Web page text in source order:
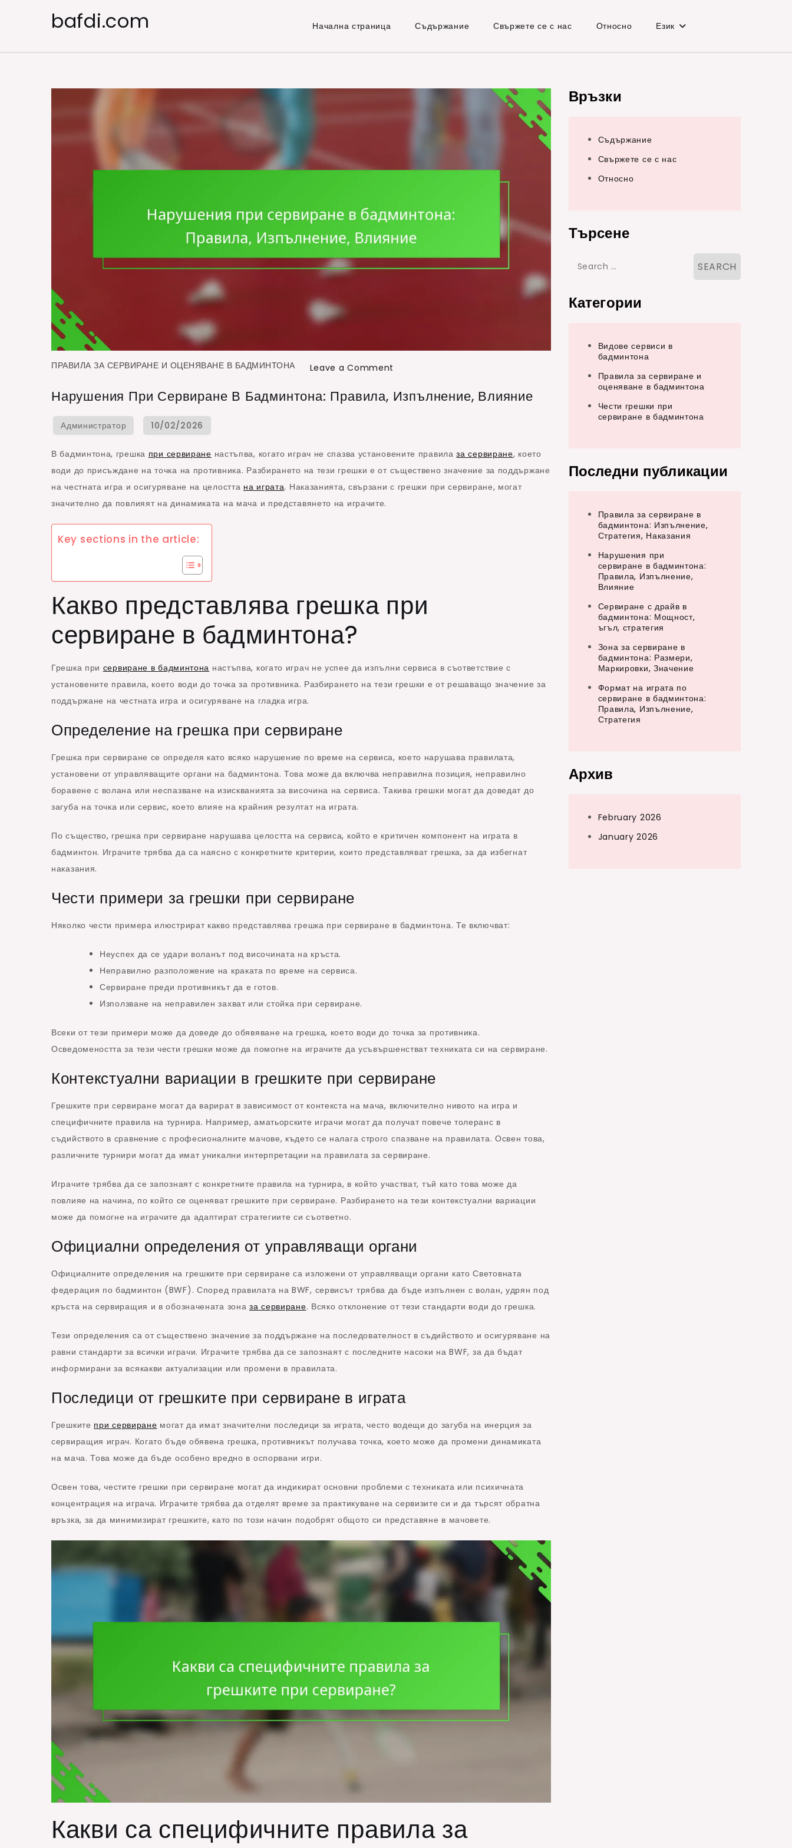
bafdi.com Начална страница Съдържание Свържете се с нас Относно Език
ПРАВИЛА ЗА СЕРВИРАНЕ И ОЦЕНЯВАНЕ В БАДМИНТОНА Leave a Comment
при
Нарушения При Сервиране В Бадминтона: Правила, Изпълнение, Влияние
В бадминтона, грешка при сервиране настъпва, когато играч не спазва установените правилаза сервиране, което
води до присъждане на точка на противника. Разбирането на тези грешки е от съществено значение за поддържане
на честната игра и осигуряване на целостта на играта. Наказанията, свързани с грешки при сервиране, могат
значително да повлияят на динамиката на мача и представянето на играчите.
Key sections in the article:
Какво представлява грешка при
сервиране в бадминтона?
Грешка при сервиране в бадминтона настъпва, когато играч не успее да изпълни сервиса в съответствие с
установените правила, което води до точка за противника. Разбирането на тези грешки е от решаващо значение за
поддържане на честната игра и осигуряване на гладка игра.
Определение на грешка при сервиране
Грешка при сервиране се определя като всяко нарушение по време на сервиса, което нарушава правилата,
установени от управляващите органи на бадминтона. Това може да включва неправилна позиция, неправилно
боравене с волана или неспазване на изискванията за височина на сервиса. Такива грешки могат да доведат до
загуба на точка или сервис, което влияе на крайния резултат на играта.
По същество, грешка при сервиране нарушава целостта на сервиса, който е критичен компонент на играта в
бадминтон. Играчите трябва да са наясно с конкретните критерии, които представляват грешка, за да избегнат
наказания.
Чести примери за грешки при сервиране
Няколко чести примера илюстрират какво представлява грешка при сервиране в бадминтона. Те включват:
Неуспех да се удари воланът под височината на кръста.
Неправилно разположение на краката по време на сервиса.
Сервиране преди противникът да е готов.
Използване на неправилен захват или стойка при сервиране.
Всеки от тези примери може да доведе до обявяване на грешка, което води до точка за противника.
Осведомеността за тези чести грешки може да помогне на играчите да усъвършенстват техниката си на сервиране.
Контекстуални вариации в грешките при сервиране
Грешките при сервиране могат да варират в зависимост от контекста на мача, включително нивото на игра и
специфичните правила на турнира. Например, аматьорските играчи могат да получат повече толеранс в
съдийството в сравнение с професионалните мачове, където се налага строго спазване на правилата. Освен това,
различните турнири могат да имат уникални интерпретации на правилата за сервиране.
Играчите трябва да се запознаят с конкретните правила на турнира, в който участват, тъй като това може да
повлияе на начина, по който се оценяват грешките при сервиране. Разбирането на тези контекстуални вариации
може да помогне на играчите да адаптират стратегиите си съответно.
Официални определения от управляващи органи
Официалните определения на грешките при сервиране са изложени от управляващи органи като Световната
федерация по бадминтон (BWF). Според правилата на BWF, сервисът трябва да бъде изпълнен с волан, удрян под
кръста на сервиращия и в обозначената зоназа сервиране. Всяко отклонение от тези стандарти води до грешка.
Тези определения са от съществено значение за поддържане на последователност в съдийството и осигуряване на
равни стандарти за всички играчи. Играчите трябва да се запознаят с последните насоки на BWF, за да бъдат
информирани за всякакви актуализации или промени в правилата.
Последици от грешките при сервиране в играта
Грешките при сервиране могат да имат значителни последици за играта, често водещи до загуба на инерция за
сервиращия играч. Когато бъде обявена грешка, противникът получава точка, което може да промени динамиката
на мача. Това може да бъде особено вредно в оспорвани игри.
Освен това, честите грешки при сервиране могат да индикират основни проблеми с техниката или психичната
концентрация на играча. Играчите трябва да отделят време за практикуване на сервизите си и да търсят обратна
връзка, за да минимизират грешките, като по този начин подобрят общото си представяне в мачовете.
Какви са специфичните правила за
Връзки
Съдържание
Свържете се с нас
Относно
Търсене
Search
Категории
Видове сервиси в
бадминтона
Правила за сервиране и
оценяване в бадминтона
Чести грешки при
сервиране в бадминтона
Последни публикации
Правила за сервиране в
бадминтона: Изпълнение,
Стратегия, Наказания
Нарушения при
сервиране в бадминтона:
Правила, Изпълнение,
Влияние
Сервиране с драйв в
бадминтона: Мощност,
ъгъл, стратегия
Зона за сервиране в
бадминтона: Размери,
Маркировки, Значение
Формат на играта по
сервиране в бадминтона:
Правила, Изпълнение,
Стратегия
Архив
February 2026
January 2026